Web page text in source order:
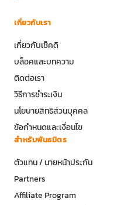
เกี่ยวกับเรา
เกี่ยวกับเช็คดิ
บล็อคและบทความ
ติดต่อเรา
วิธีการชำระเงิน
นโยบายสิทธิส่วนบุคคล
ข้อกำหนดและเงื่อนไข
สำหรับพันธมิตร
ตัวแทน / นายหน้าประกัน
Partners
Affiliate Program